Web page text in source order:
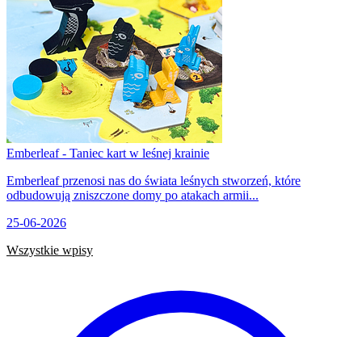
Emberleaf - Taniec kart w leśnej krainie
Emberleaf przenosi nas do świata leśnych stworzeń, które
odbudowują zniszczone domy po atakach armii...
25-06-2026
Wszystkie wpisy